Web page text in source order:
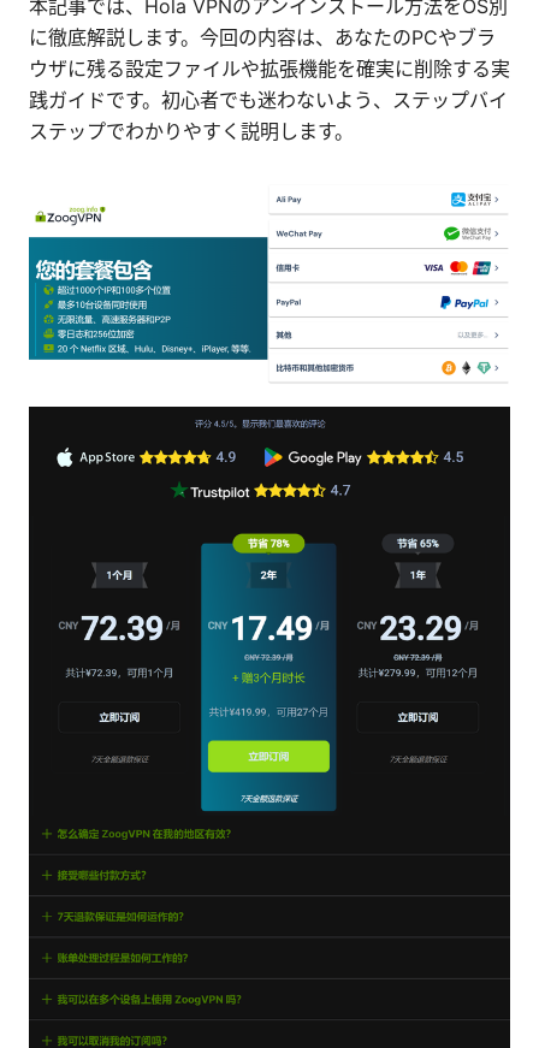
本記事では、Hola VPNのアンインストール方法をOS別
に徹底解説します。今回の内容は、あなたのPCやブラ
ウザに残る設定ファイルや拡張機能を確実に削除する実
践ガイドです。初心者でも迷わないよう、ステップバイ
ステップでわかりやすく説明します。